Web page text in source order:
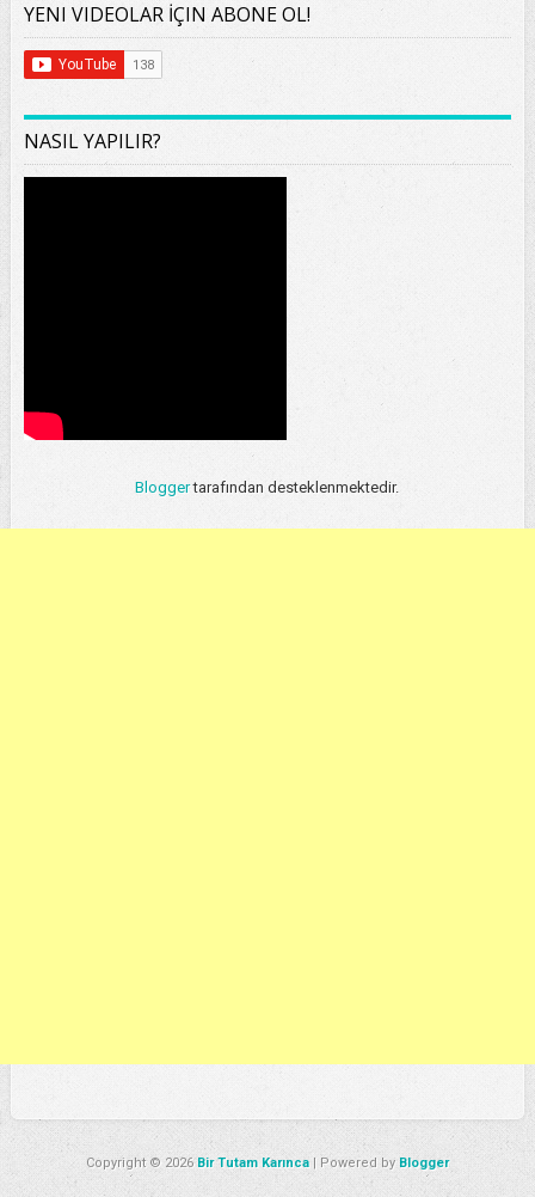
YENI VIDEOLAR İÇIN ABONE OL!
NASIL YAPILIR?
Bloggertarafından desteklenmektedir.
Copyright © 2026 Bir Tutam Karınca | Powered by Blogger